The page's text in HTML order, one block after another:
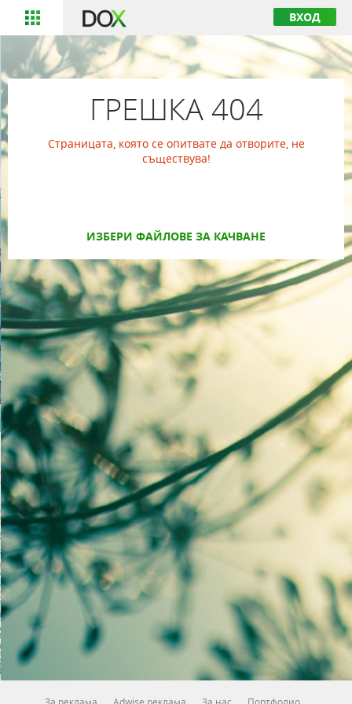
ВХОД
ГРЕШКА 404
Страницата, която се опитвате да отворите, не
съществува!
ИЗБЕРИ ФАЙЛОВЕ ЗА КАЧВАНЕ